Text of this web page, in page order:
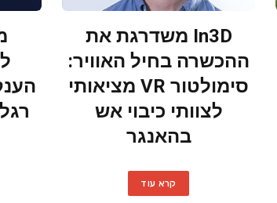
In3D משדרגת את
ההכשרה בחיל האוויר:
סימולטור VR מציאותי
לצוותי כיבוי אש
בהאנגר
קרא עוד